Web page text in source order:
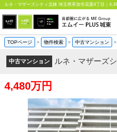
TOPページ > 物件検索 > 中古マンション >
中古マンション ルネ・マザーズ
4,480万円